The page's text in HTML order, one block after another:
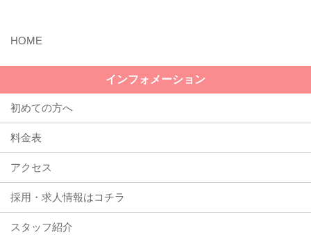
インフォメーション
初めての方へ
料金表
アクセス
採用・求人情報はコチラ
スタッフ紹介